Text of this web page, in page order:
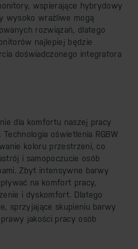
wspierające hybrydowy
wysoko wrażliwe mogą
rozwiązań, dlatego
najlepiej będzie
doświadczonego integratora
dla komfortu naszej pracy
oświetlenia RGBW
koloru przestrzeni, co
i samopoczucie osób
Zbyt intensywne barwy
na komfort pracy,
i dyskomfort. Dlatego
sprzyjające skupieniu barwy
jakości pracy osób